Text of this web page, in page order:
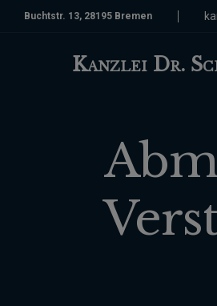
Buchtstr. 13, 28195 Bremen
Kanzlei Dr.